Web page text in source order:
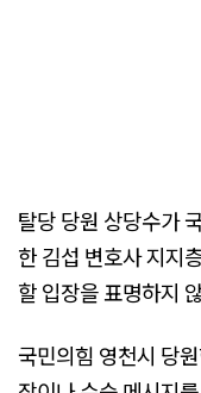
탈당 당원 상당수가
한 김섭 변호사 지지
할 입장을 표명하지
국민의힘 영천시 당